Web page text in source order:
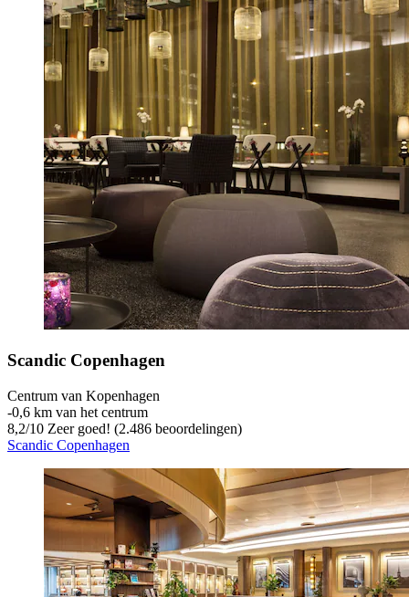
Scandic Copenhagen
Centrum van Kopenhagen
‐0,6 km van het centrum
8,2/10 Zeer goed! (2.486 beoordelingen)
Scandic Copenhagen